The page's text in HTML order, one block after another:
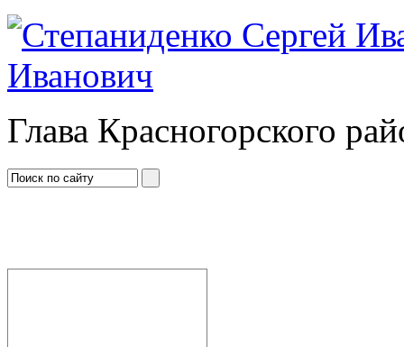
Иванович
Глава Красногорского